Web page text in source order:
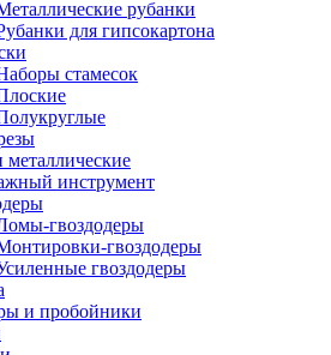
рубанки
для гипсокартона
стамесок
инструмент
гвоздодеры
гвоздодеры
гвоздодеры
и пробойники